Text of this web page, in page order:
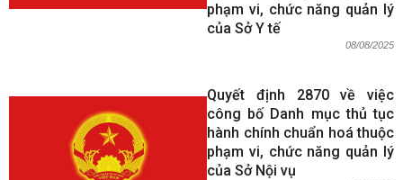
phạm vi, chức năng quản lý
của Sở Y tế
08/08/2025
Quyết định 2870 về việc
công bố Danh mục thủ tục
hành chính chuẩn hoá thuộc
phạm vi, chức năng quản lý
của Sở Nội vụ